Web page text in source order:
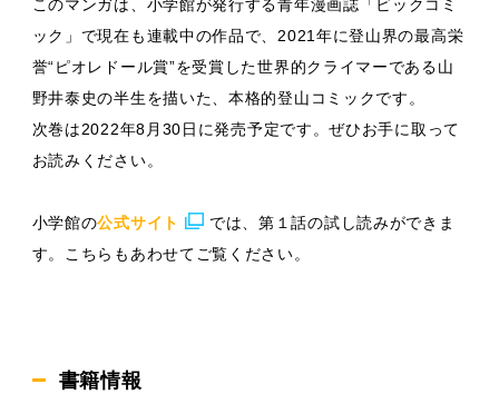
このマンガは、小学館が発行する青年漫画誌「ビックコミ
ック」で現在も連載中の作品で、2021年に登山界の最高栄
誉“ピオレドール賞”を受賞した世界的クライマーである山
野井泰史の半生を描いた、本格的登山コミックです。
次巻は2022年8月30日に発売予定です。ぜひお手に取って
お読みください。
小学館の公式サイト
では、第１話の試し読みができま
す。こちらもあわせてご覧ください。
書籍情報